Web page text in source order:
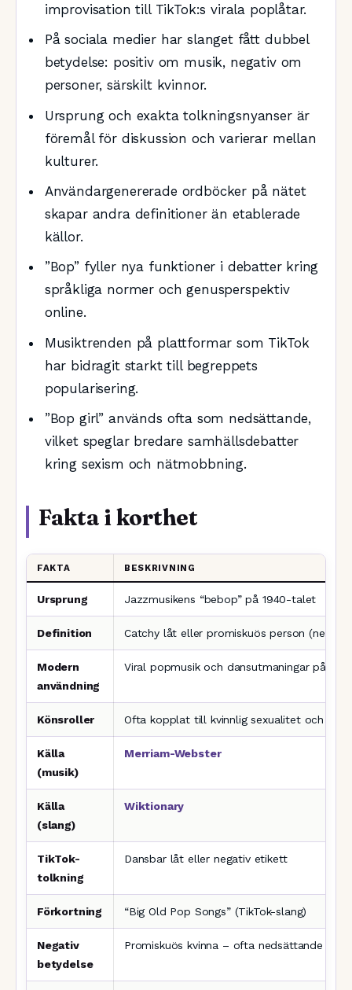
improvisation till TikTok:s virala poplåtar.
På sociala medier har slanget fått dubbel
betydelse: positiv om musik, negativ om
personer, särskilt kvinnor.
Ursprung och exakta tolkningsnyanser är
föremål för diskussion och varierar mellan
kulturer.
Användargenererade ordböcker på nätet
skapar andra definitioner än etablerade
källor.
”Bop” fyller nya funktioner i debatter kring
språkliga normer och genusperspektiv
online.
Musiktrenden på plattformar som TikTok
har bidragit starkt till begreppets
popularisering.
”Bop girl” används ofta som nedsättande,
vilket speglar bredare samhällsdebatter
kring sexism och nätmobbning.
Fakta i korthet
FAKTA BESKRIVNING
Ursprung Jazzmusikens “bebop” på 1940-talet
Definition Catchy låt eller promiskuös person
Modern
användning
Viral popmusik och dansutmaningar på
Könsroller Ofta kopplat till kvinnlig sexualitet och
Källa
(musik)
Merriam-Webster
Källa
(slang)
Wiktionary
TikTok-
tolkning
Dansbar låt eller negativ etikett
Förkortning “Big Old Pop Songs” (TikTok-slang)
Negativ
betydelse
Promiskuös kvinna – ofta nedsättande